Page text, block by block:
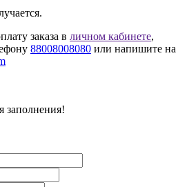
заказа в личном кабинете,
88008008080 или напишите на
заполнения!